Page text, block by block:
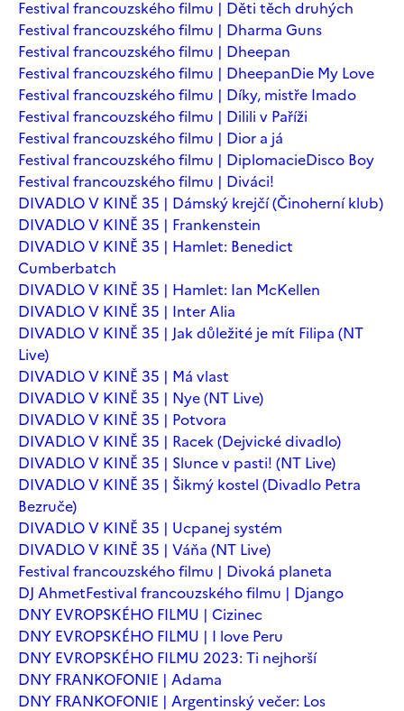
Festival francouzského filmu | Děti těch druhých
Festival francouzského filmu | Dharma Guns
Festival francouzského filmu | Dheepan
Festival francouzského filmu | DheepanDie My Love
Festival francouzského filmu | Díky, mistře Imado
Festival francouzského filmu | Dilili v Paříži
Festival francouzského filmu | Dior a já
Festival francouzského filmu | DiplomacieDisco Boy
Festival francouzského filmu | Diváci!
DIVADLO V KINĚ 35 | Dámský krejčí (Činoherní klub)
DIVADLO V KINĚ 35 | Frankenstein
DIVADLO V KINĚ 35 | Hamlet: Benedict
Cumberbatch
DIVADLO V KINĚ 35 | Hamlet: Ian McKellen
DIVADLO V KINĚ 35 | Inter Alia
DIVADLO V KINĚ 35 | Jak důležité je mít Filipa (NT
Live)
DIVADLO V KINĚ 35 | Má vlast
DIVADLO V KINĚ 35 | Nye (NT Live)
DIVADLO V KINĚ 35 | Potvora
DIVADLO V KINĚ 35 | Racek (Dejvické divadlo)
DIVADLO V KINĚ 35 | Slunce v pasti! (NT Live)
DIVADLO V KINĚ 35 | Šikmý kostel (Divadlo Petra
Bezruče)
DIVADLO V KINĚ 35 | Ucpanej systém
DIVADLO V KINĚ 35 | Váňa (NT Live)
Festival francouzského filmu | Divoká planeta
DJ AhmetFestival francouzského filmu | Django
DNY EVROPSKÉHO FILMU | Cizinec
DNY EVROPSKÉHO FILMU | I love Peru
DNY EVROPSKÉHO FILMU 2023: Ti nejhorší
DNY FRANKOFONIE | Adama
DNY FRANKOFONIE | Argentinský večer: Los